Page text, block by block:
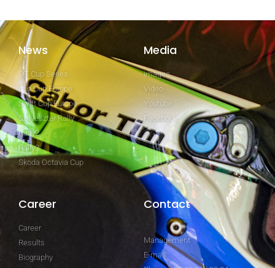
News
GT Cup Series
Clio Cup Europe
Swift Cup Europe
Szilveszter Rally
Rally2
Rally3
Skoda Octavia Cup
Media
Images
Video
Youtube
Facebook
Career
Career
Results
Biography
Contact
Management
E-mail